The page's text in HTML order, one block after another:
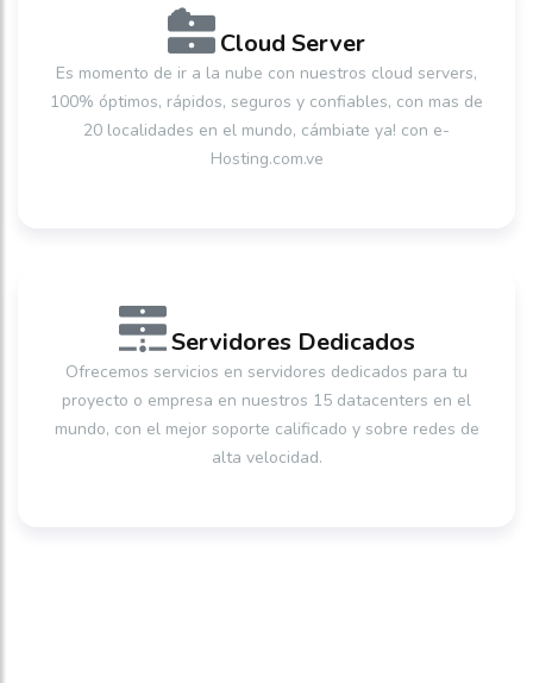
Cloud Server
Es momento de ir a la nube con nuestros cloud servers,
100% óptimos, rápidos, seguros y confiables, con mas de
20 localidades en el mundo, cámbiate ya! con e-
Hosting.com.ve
Servidores Dedicados
Ofrecemos servicios en servidores dedicados para tu
proyecto o empresa en nuestros 15 datacenters en el
mundo, con el mejor soporte calificado y sobre redes de
alta velocidad.